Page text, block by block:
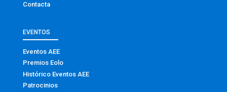
Contacta
EVENTOS
Eventos AEE
Premios Eolo
Histórico Eventos AEE
Patrocinios